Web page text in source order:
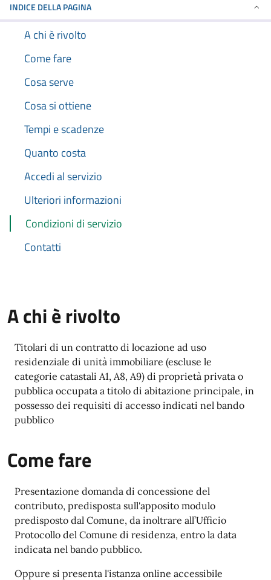
INDICE DELLA PAGINA
A chi è rivolto
Come fare
Cosa serve
Cosa si ottiene
Tempi e scadenze
Quanto costa
Accedi al servizio
Ulteriori informazioni
Condizioni di servizio
Contatti
A chi è rivolto
Titolari di un contratto di locazione ad uso
residenziale di unità immobiliare (escluse le
categorie catastali A1, A8, A9) di proprietà privata o
pubblica occupata a titolo di abitazione principale, in
possesso dei requisiti di accesso indicati nel bando
pubblico
Come fare
Presentazione domanda di concessione del
contributo, predisposta sull'apposito modulo
predisposto dal Comune, da inoltrare all’Ufficio
Protocollo del Comune di residenza, entro la data
indicata nel bando pubblico.
Oppure si presenta l'istanza online accessibile